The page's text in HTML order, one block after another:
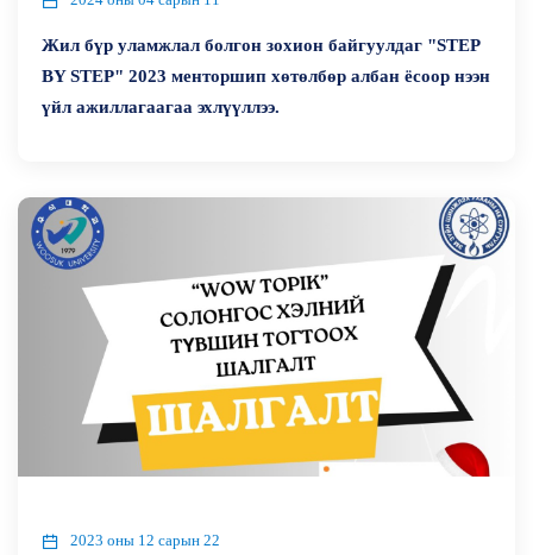
Жил бүр уламжлал болгон зохион байгуулдаг "STEP
BY STEP" 2023 менторшип хөтөлбөр албан ёсоор нээн
үйл ажиллагаагаа эхлүүллээ.
2023 оны 12 сарын 22